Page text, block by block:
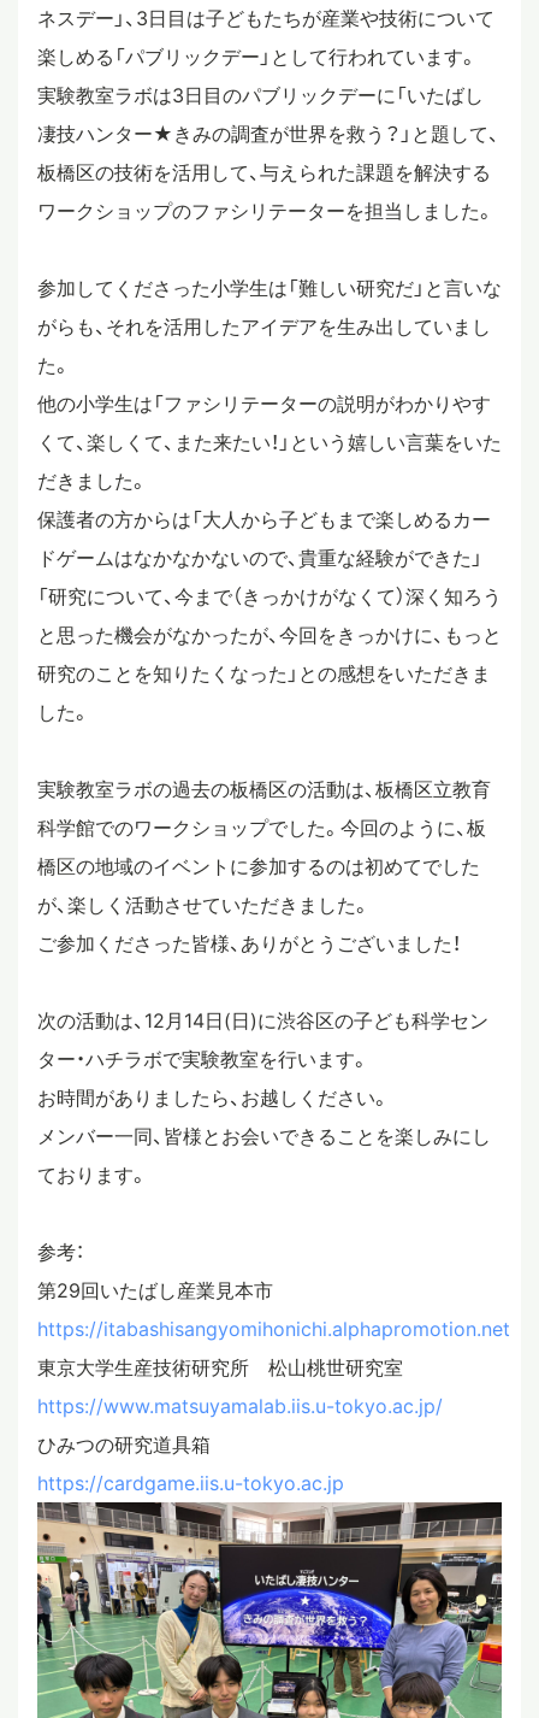
ネスデー」、3日目は子どもたちが産業や技術について
楽しめる「パブリックデー」として行われています。
実験教室ラボは3日目のパブリックデーに「いたばし
凄技ハンター★きみの調査が世界を救う？」と題して、
板橋区の技術を活用して、与えられた課題を解決する
ワークショップのファシリテーターを担当しました。
参加してくださった小学生は「難しい研究だ」と言いな
がらも、それを活用したアイデアを生み出していまし
た。
他の小学生は「ファシリテーターの説明がわかりやす
くて、楽しくて、また来たい！」という嬉しい言葉をいた
だきました。
保護者の方からは「大人から子どもまで楽しめるカー
ドゲームはなかなかないので、貴重な経験ができた」
「研究について、今まで（きっかけがなくて）深く知ろう
と思った機会がなかったが、今回をきっかけに、もっと
研究のことを知りたくなった」との感想をいただきま
した。
実験教室ラボの過去の板橋区の活動は、板橋区立教育
科学館でのワークショップでした。今回のように、板
橋区の地域のイベントに参加するのは初めてでした
が、楽しく活動させていただきました。
ご参加くださった皆様、ありがとうございました！
次の活動は、12月14日(日)に渋谷区の子ども科学セン
ター・ハチラボで実験教室を行います。
お時間がありましたら、お越しください。
メンバー一同、皆様とお会いできることを楽しみにし
ております。
参考：
第29回いたばし産業見本市
https://itabashisangyomihonichi.alphapromotion.net
東京大学生産技術研究所 松山桃世研究室
https://www.matsuyamalab.iis.u-tokyo.ac.jp/
ひみつの研究道具箱
https://cardgame.iis.u-tokyo.ac.jp